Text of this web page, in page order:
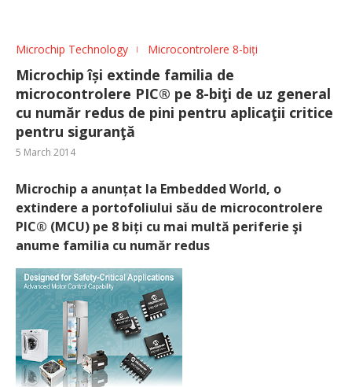
Microchip Technology Microcontrolere 8-biți
Microchip își extinde familia de
microcontrolere PIC® pe 8-biţi de uz general
cu număr redus de pini pentru aplicaţii critice
pentru siguranţă
5 March 2014
Microchip a anunțat la Embedded World, o
extindere a portofoliului său de microcontrolere
PIC® (MCU) pe 8 biți cu mai multă periferie şi
anume familia cu număr redus